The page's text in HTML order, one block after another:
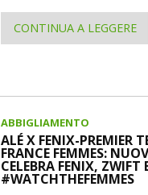
CONTINUA A LEGGERE
ABBIGLIAMENTO
ALÉ X FENIX-PREMIER
FRANCE FEMMES:
CELEBRA FENIX,
#WATCHTHEFEMMES